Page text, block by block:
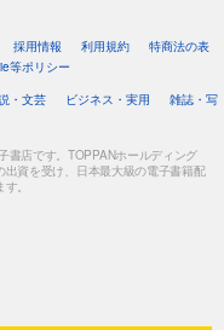
採用情報 利用規約
特商法の表
等ポリシー
・文芸 ビジネス・実用
雑誌・写
書店です。TOPPANホールディング
資を受け、日本最大級の電子書籍配
。